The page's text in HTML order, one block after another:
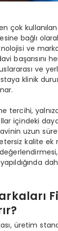
çok
bağlı
ve
başarısını
ve
klinik
tercihi,
içindeki
uzun
kalite
üretim